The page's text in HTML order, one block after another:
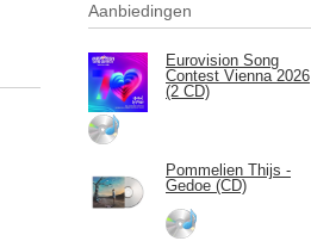
Aanbiedingen
Eurovision Song
Contest Vienna 2026
(2 CD)
Pommelien Thijs -
Gedoe (CD)